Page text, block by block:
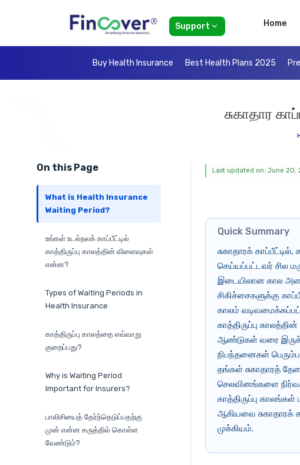
Support Home
Buy Health Insurance Best Health Plans 2025
சுகாதார
On this Page
What is Health Insurance
Waiting Period?
உங்கள் உடல்நலக் காப்பீட்டில்
காத்திருப்பு காலத்தின் விளைவுகள்
என்ன?
Types of Waiting Periods in
Health Insurance
காத்திருப்பு காலத்தை எவ்வாறு
குறைப்பது?
Why is Waiting Period
Important for Insurers?
பாலிசியைத் தேர்ந்தெடுப்பதற்கு
முன் என்ன கருத்தில் கொள்ள
வேண்டும்?
Last updated on: June 20,
Quick Summary
சுகாதாரக்
செய்யப்பட்டவர் சில
இடையிலான கால
சிகிச்சைகளுக்கு
காலம்
காத்திருப்பு
ஆண்டுகள் வரை
நிபந்தனைகள்
தங்கள் சுகாதாரத்
செலவினங்களை
காத்திருப்பு
ஆகியவை சுகாதாரக்
முக்கியம்.